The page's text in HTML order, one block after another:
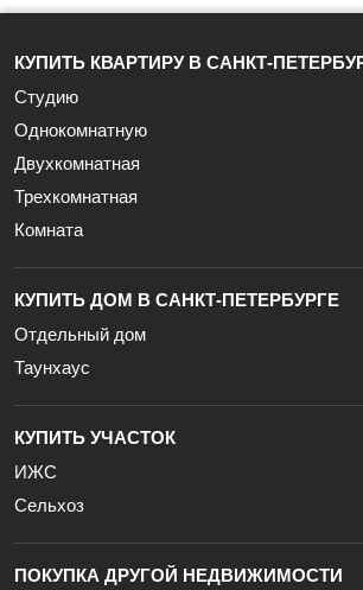
КУПИТЬ КВАРТИРУ В САНКТ-
Студию
Однокомнатную
Двухкомнатная
Трехкомнатная
Комната
КУПИТЬ ДОМ В САНКТ-ПЕТЕРБУРГЕ
Отдельный дом
Таунхаус
КУПИТЬ УЧАСТОК
ИЖС
Сельхоз
ПОКУПКА ДРУГОЙ НЕДВИЖИМОСТИ